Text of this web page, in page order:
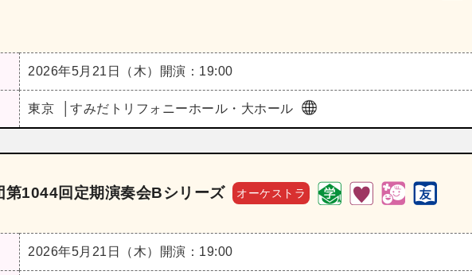
2026年5月21日（木） 開演：19:00
東京 すみだトリフォニーホール・大ホール
第1044回定期演奏会Bシリーズ オーケストラ
2026年5月21日（木） 開演：19:00